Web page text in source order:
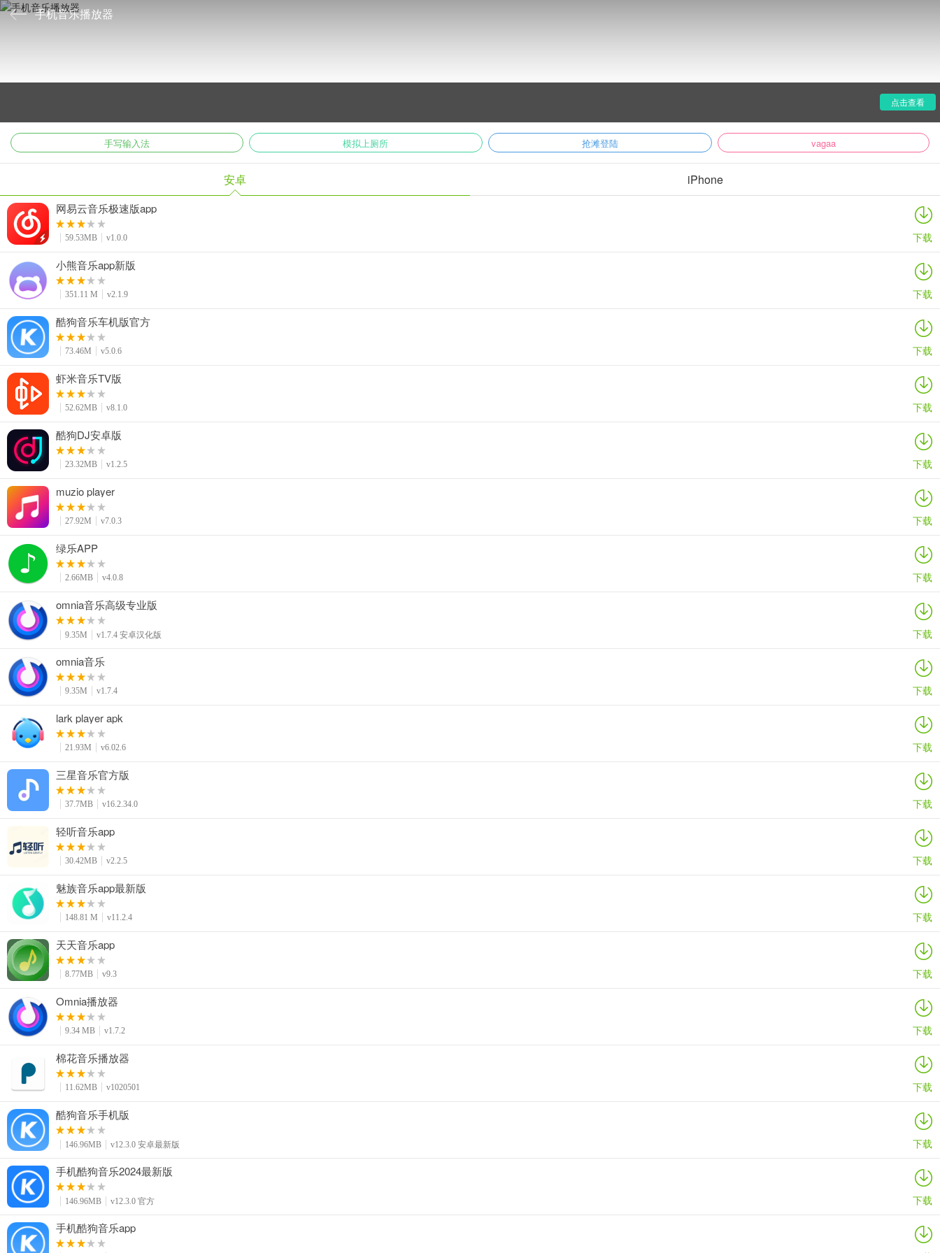
手机音乐播放器
点击查看
手写输入法 模拟上厕所 抢滩登陆 vagaa
安卓 iPhone
网易云音乐极速版app
59.53MB v1.0.0 下载
小熊音乐app新版
351.11 M v2.1.9 下载
酷狗音乐车机版官方
73.46M v5.0.6 下载
虾米音乐TV版
52.62MB v8.1.0 下载
酷狗DJ安卓版
23.32MB v1.2.5 下载
muzio player
27.92M v7.0.3 下载
绿乐APP
2.66MB v4.0.8 下载
omnia音乐高级专业版
9.35M v1.7.4 安卓汉化版 下载
omnia音乐
9.35M v1.7.4 下载
lark player apk
21.93M v6.02.6 下载
三星音乐官方版
37.7MB v16.2.34.0 下载
轻听音乐app
30.42MB v2.2.5 下载
魅族音乐app最新版
148.81 M v11.2.4 下载
天天音乐app
8.77MB v9.3 下载
Omnia播放器
9.34 MB v1.7.2 下载
棉花音乐播放器
11.62MB v1020501 下载
酷狗音乐手机版
146.96MB v12.3.0 安卓最新版 下载
手机酷狗音乐2024最新版
146.96MB v12.3.0 官方 下载
手机酷狗音乐app